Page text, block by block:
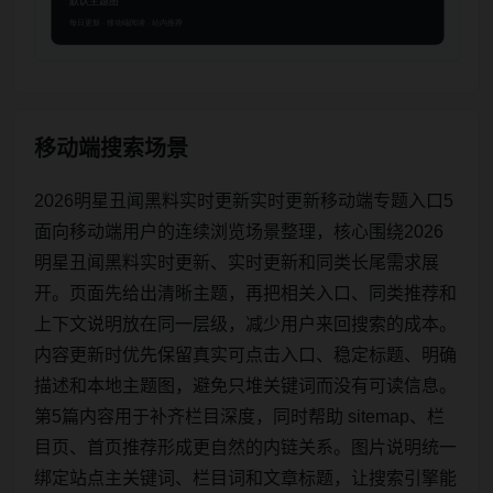
移动端搜索场景
2026明星丑闻黑料实时更新实时更新移动端专题入口5
面向移动端用户的连续浏览场景整理，核心围绕2026
明星丑闻黑料实时更新、实时更新和同类长尾需求展
开。页面先给出清晰主题，再把相关入口、同类推荐和
上下文说明放在同一层级，减少用户来回搜索的成本。
内容更新时优先保留真实可点击入口、稳定标题、明确
描述和本地主题图，避免只堆关键词而没有可读信息。
第5篇内容用于补齐栏目深度，同时帮助 sitemap、栏
目页、首页推荐形成更自然的内链关系。图片说明统一
绑定站点主关键词、栏目词和文章标题，让搜索引擎能